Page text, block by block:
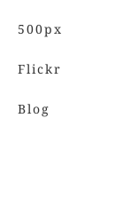
500px
Flickr
Blog